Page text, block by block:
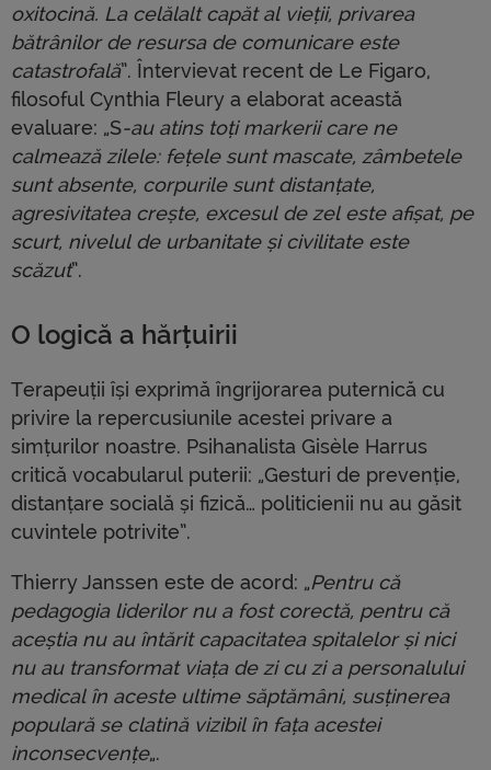
oxitocină. La celălalt capăt al vieții, privarea
bătrânilor de resursa de comunicare este
catastrofală”. Întervievat recent de Le Figaro,
filosoful Cynthia Fleury a elaborat această
evaluare: „S-au atins toți markerii care ne
calmează zilele: fețele sunt mascate, zâmbetele
sunt absente, corpurile sunt distanțate,
agresivitatea crește, excesul de zel este afișat, pe
scurt, nivelul de urbanitate și civilitate este
scăzut”.
O logică a hărțuirii
Terapeuții își exprimă îngrijorarea puternică cu
privire la repercusiunile acestei privare a
simțurilor noastre. Psihanalista Gisèle Harrus
critică vocabularul puterii: „Gesturi de prevenție,
distanțare socială și fizică… politicienii nu au găsit
cuvintele potrivite”.
Thierry Janssen este de acord: „Pentru că
pedagogia liderilor nu a fost corectă, pentru că
aceștia nu au întărit capacitatea spitalelor și nici
nu au transformat viața de zi cu zi a personalului
medical în aceste ultime săptămâni, susținerea
populară se clatină vizibil în fața acestei
inconsecvențe„.